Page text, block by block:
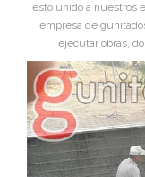
esto unido a nuestros
empresa de
ejecutar obras,